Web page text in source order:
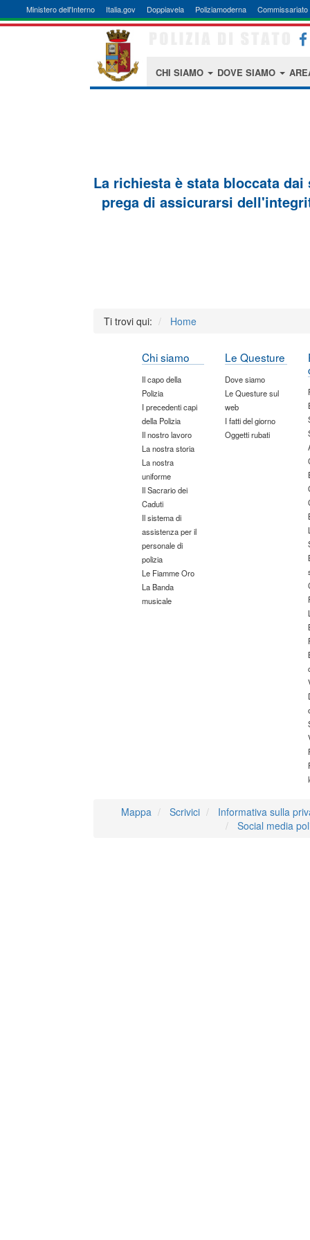
Ministero dell'Interno Italia.gov Doppiavela Poliziamoderna Commissariato
CHI SIAMO DOVE SIAMO
La richiesta è stata bloccata
prega di assicurarsi
Ti trovi qui: Home
Chi siamo
Il capo della
Polizia
I precedenti capi
della Polizia
Il nostro lavoro
La nostra storia
La nostra
uniforme
Il Sacrario dei
Caduti
Il sistema di
assistenza per il
personale di
polizia
Le Fiamme Oro
La Banda
musicale
Le Questure
Dove siamo
Le Questure sul
web
I fatti del giorno
Oggetti rubati
Mappa Scrivici
Informativa sulla
Social media